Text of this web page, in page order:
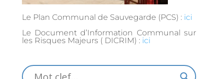
Le Plan Communal de Sauvegarde (PCS) : ici
Le Document d’Information Communal sur
les Risques Majeurs ( DICRIM) : ici